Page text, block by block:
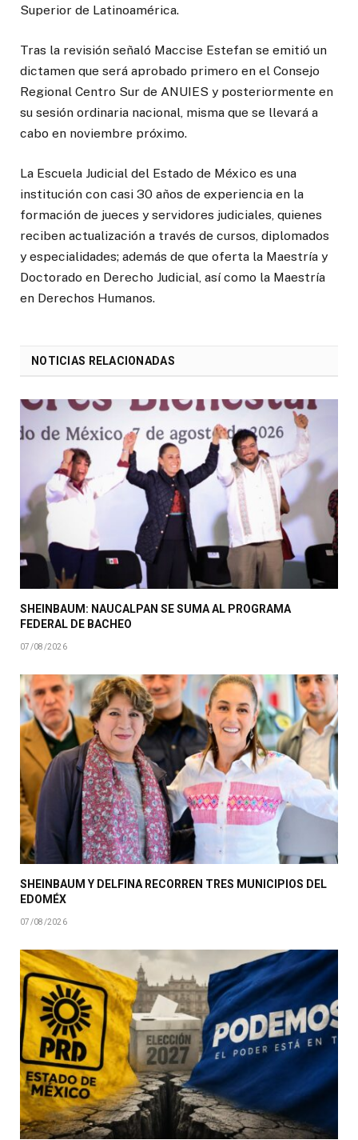
Superior de Latinoamérica.
Tras la revisión señaló Maccise Estefan se emitió un
dictamen que será aprobado primero en el Consejo
Regional Centro Sur de ANUIES y posteriormente en
su sesión ordinaria nacional, misma que se llevará a
cabo en noviembre próximo.
La Escuela Judicial del Estado de México es una
institución con casi 30 años de experiencia en la
formación de jueces y servidores judiciales, quienes
reciben actualización a través de cursos, diplomados
y especialidades; además de que oferta la Maestría y
Doctorado en Derecho Judicial, así como la Maestría
en Derechos Humanos.
NOTICIAS RELACIONADAS
SHEINBAUM: NAUCALPAN SE SUMA AL PROGRAMA
FEDERAL DE BACHEO
07/08/2026
SHEINBAUM Y DELFINA RECORREN TRES MUNICIPIOS DEL
EDOMÉX
07/08/2026